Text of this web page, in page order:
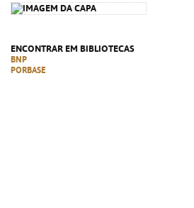
ENCONTRAR EM BIBLIOTECAS
BNP
PORBASE